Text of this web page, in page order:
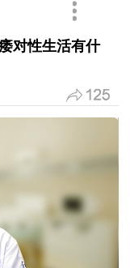
对性生活有什